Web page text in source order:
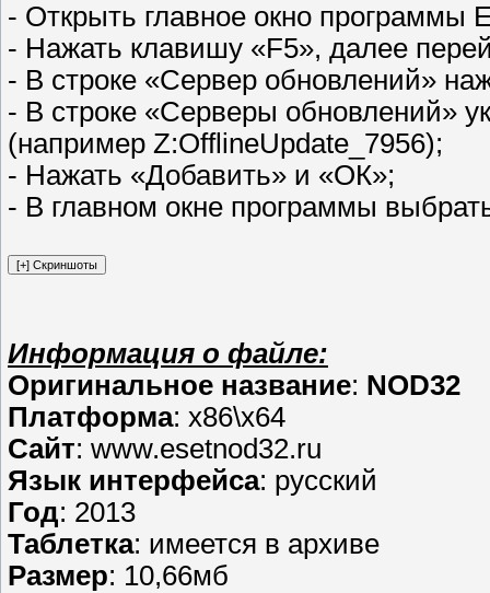
- Открыть главное окно программы
- Нажать клавишу «F5», далее
- В строке «Сервер обновлений»
- В строке «Серверы обновлений»
(например Z:OfflineUpdate_7956);
- Нажать «Добавить» и «OК»;
- В главном окне программы
Информация о файле:
Оригинальное название: NOD32
Платформа: x86\x64
Сайт: www.esetnod32.ru
Язык интерфейса: русский
Год: 2013
Таблетка: имеется в архиве
Размер: 10,66мб